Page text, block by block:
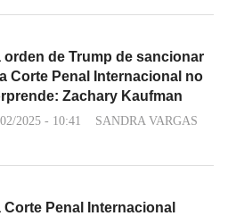
orden de Trump de sancionar
Corte Penal Internacional no
Zachary Kaufman
2025 - 10:41 SANDRA VARGAS
Corte Penal Internacional